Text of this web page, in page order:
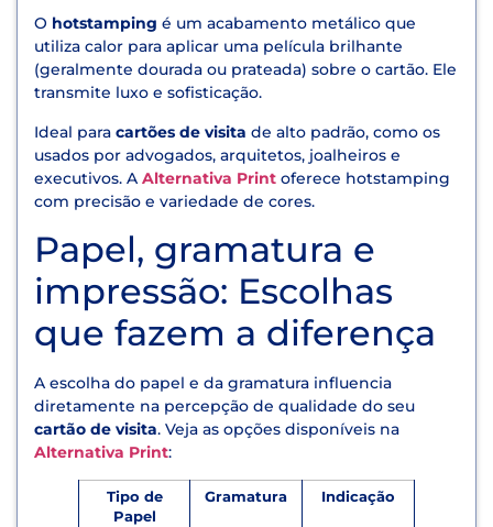
O hotstamping é um acabamento metálico que
utiliza calor para aplicar uma película brilhante
(geralmente dourada ou prateada) sobre o cartão. Ele
transmite luxo e sofisticação.
Ideal para cartões de visita de alto padrão, como os
usados por advogados, arquitetos, joalheiros e
executivos. A Alternativa Print oferece hotstamping
com precisão e variedade de cores.
Papel, gramatura e
impressão: Escolhas
que fazem a diferença
A escolha do papel e da gramatura influencia
diretamente na percepção de qualidade do seu
cartão de visita. Veja as opções disponíveis na
Alternativa Print:
Tipo de
Papel
Gramatura Indicação